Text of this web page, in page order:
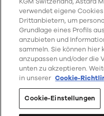
Deutsch Impressum
CO2-Emissionen
Cookie-Einstellungen
© Copyright 2026 KGM
verwendet eigene
Drittanbietern, um
Grundlage eines Profils
anzubieten und
sammeln. Sie können hier
anzupassen und/oder die
unten zu akzeptieren.
in unserer Cookie-
Cookie-Einstellungen